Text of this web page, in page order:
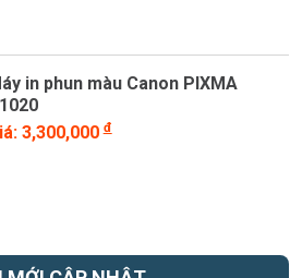
in phun màu Canon PIXMA
3,300,000đ